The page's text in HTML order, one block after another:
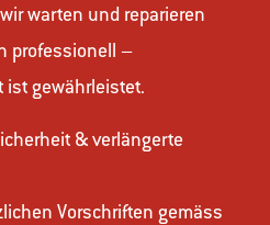
warten und reparieren
professionell –
ist gewährleistet.
& verlängerte
Vorschriften gemäss